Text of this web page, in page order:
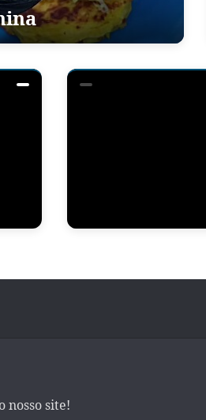
nosso site!